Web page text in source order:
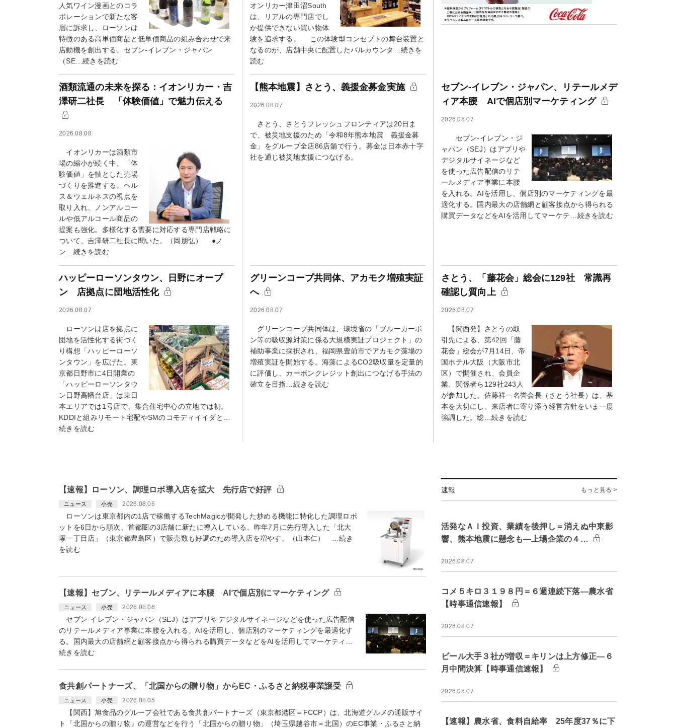
人気ワイン漫画とのコラ
ボレーションで新たな客
層に訴求し、ローソンは
特徴のある高単価商品と低単価商品の組み合わせで来
店動機を創出する。セブン-イレブン・ジャパン
（SE…続きを読む
オンリカー津田沼South
は、リアルの専門店でし
か提供できない買い物体
験を追求する。 この体験型コンセプトの舞台装置と
なるのが、店舗中央に配置したバルカウンタ…続きを
読む
酒類流通の未来を探る：イオンリカー・吉
澤研二社長 「体験価値」で魅力伝える
2026.08.08
イオンリカーは酒類市
場の縮小が続く中、「体
験価値」を軸とした売場
づくりを推進する。ヘル
ス＆ウェルネスの視点を
取り入れ、ノンアルコー
ルや低アルコール商品の
提案も強化。多様化する需要に対応する専門店戦略に
ついて、吉澤研二社長に聞いた。（岡朋弘） ●ノ
ン…続きを読む
【熊本地震】さとう、義援金募金実施
2026.08.07
さとう、さとうフレッシュフロンティアは20日ま
で、被災地支援のため「令和8年熊本地震 義援金募
金」をグループ全店86店舗で行う。募金は日本赤十字
社を通じ被災地支援につなげる。
セブン-イレブン・ジャパン、リテールメデ
ィア本腰 AIで個店別マーケティング
2026.08.07
セブン-イレブン・ジ
ャパン（SEJ）はアプリや
デジタルサイネージなど
を使った広告配信のリテ
ールメディア事業に本腰
を入れる。AIを活用し、個店別のマーケティングを最
適化する。国内最大の店舗網と顧客接点から得られる
購買データなどをAIを活用してマーケテ…続きを読む
ハッピーローソンタウン、日野にオープ
ン 店拠点に団地活性化
2026.08.07
ローソンは店を拠点に
団地を活性化する街づく
り構想「ハッピーローソ
ンタウン」を広げた。東
京都日野市に4日開業の
「ハッピーローソンタウ
ン日野高幡台店」は東日
本エリアでは1号店で、集合住宅中心の立地では初。
KDDIと組みリモート宅配やSMのコモディイイダと…
続きを読む
グリーンコープ共同体、アカモク増殖実証
へ
2026.08.07
グリーンコープ共同体は、環境省の「ブルーカーボ
ン等の吸収源対策に係る大規模実証プロジェクト」の
補助事業に採択され、福岡県豊前市でアカモク藻場の
増殖実証を開始する。海藻によるCO2吸収量を定量的
に評価し、カーボンクレジット創出につなげる手法の
確立を目指…続きを読む
さとう、「藤花会」総会に129社 常識再
確認し質向上
2026.08.07
【関西発】さとうの取
引先による、第42回「藤
花会」総会が7月14日、帝
国ホテル大阪（大阪市北
区）で開催され、会員企
業、関係者ら129社243人
が参加した。佐藤祥一名誉会長（さとう社長）は、基
本を大切にし、来店者に寄り添う経営方針をいま一度
強調した。総…続きを読む
【速報】ローソン、調理ロボ導入店を拡大 先行店で好評
ニュース 小売 2026.08.06
ローソンは東京都内の1店で稼働するTechMagicが開発した炒める機能に特化した調理ロボ
ットを6日から順次、首都圏の3店舗に新たに導入している。昨年7月に先行導入した「北大
塚一丁目店」（東京都豊島区）で販売数も好調のため導入店を増やす。（山本仁） …続き
を読む
【速報】セブン、リテールメディアに本腰 AIで個店別にマーケティング
ニュース 小売 2026.08.06
セブン-イレブン・ジャパン（SEJ）はアプリやデジタルサイネージなどを使った広告配信
のリテールメディア事業に本腰を入れる。AIを活用し、個店別のマーケティングを最適化す
る。国内最大の店舗網と顧客接点から得られる購買データなどをAIを活用してマーケティ…
続きを読む
食共創パートナーズ、「北国からの贈り物」からEC・ふるさと納税事業譲受
ニュース 小売 2026.08.05
【関西】旭食品のグループ会社である食共創パートナーズ（東京都港区＝FCCP）は、北海道グルメの通販サイ
ト『北国からの贈り物』の運営などを行う「北国からの贈り物」（埼玉県越谷市＝北国）のEC事業・ふるさと納
速報 もっと見る >
活発なＡＩ投資、業績を後押し＝消えぬ中東影
響、熊本地震に懸念も―上場企業の４…
2026.08.07
コメ５キロ３１９８円＝６週連続下落―農水省
【時事通信速報】
2026.08.07
ビール大手３社が増収＝キリンは上方修正―６
月中間決算【時事通信速報】
2026.08.07
【速報】農水省、食料自給率 25年度37％に下